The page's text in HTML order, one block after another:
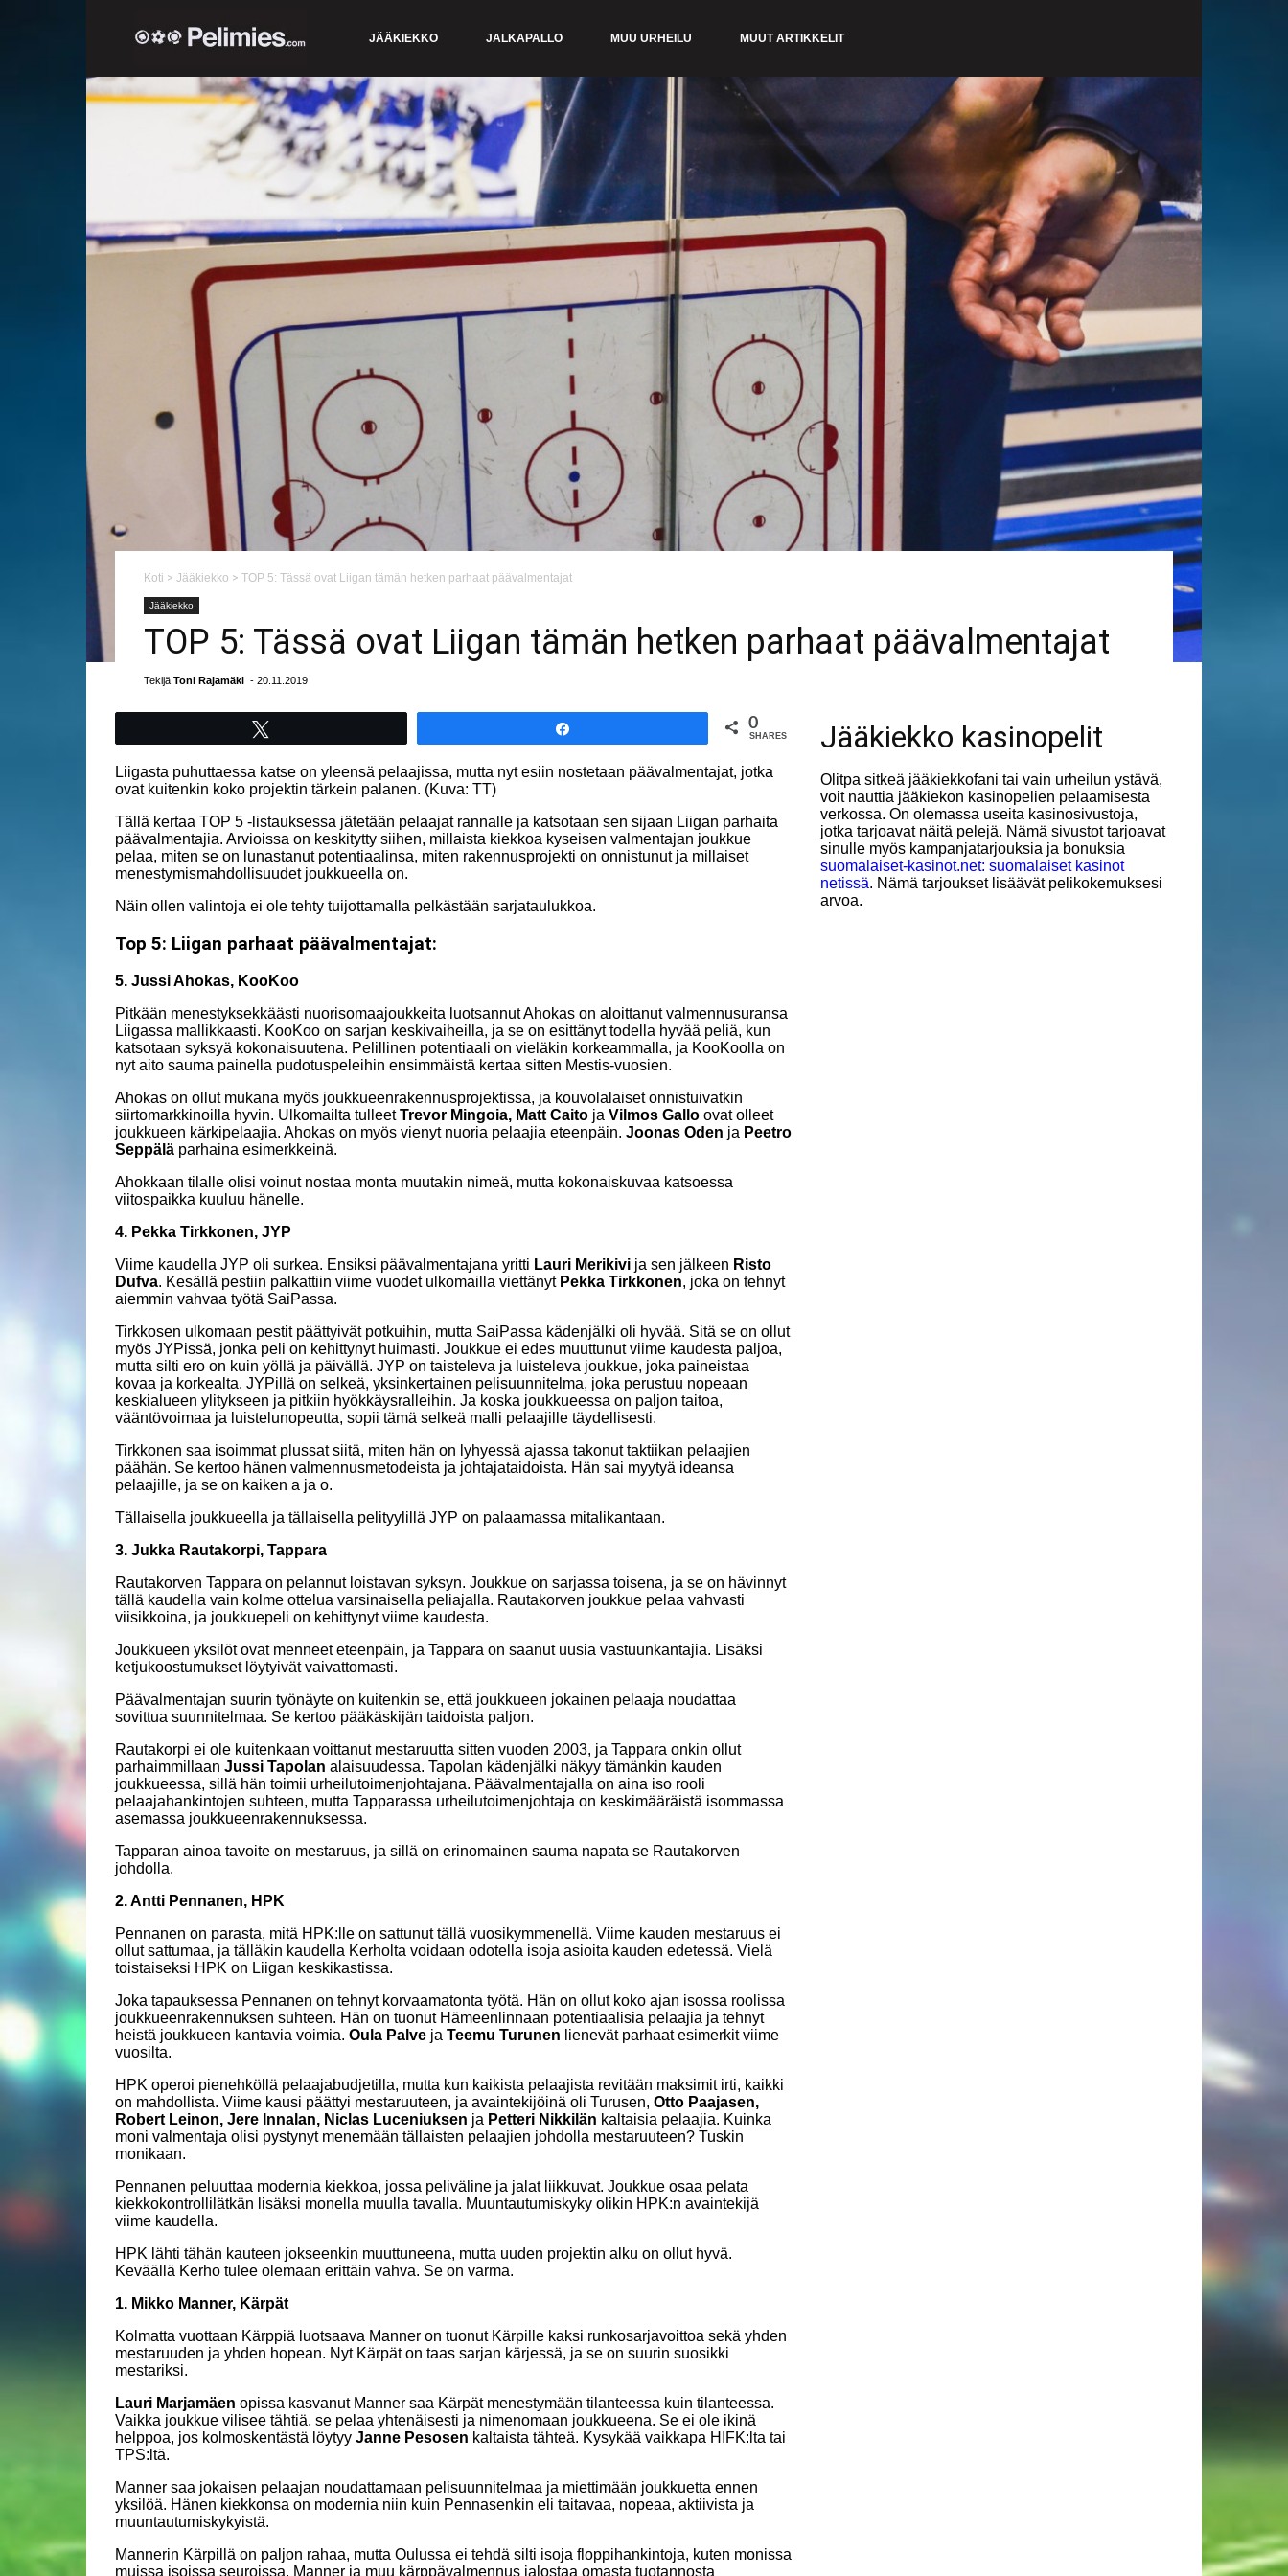
JÄÄKIEKKO JALKAPALLO MUU URHEILU MUUT ARTIKKELIT
Koti > Jääkiekko > TOP 5: Tässä ovat Liigan tämän hetken parhaat päävalmentajat
Jääkiekko
TOP 5: Tässä ovat Liigan tämän hetken parhaat päävalmentajat
Tekijä Toni Rajamäki - 20.11.2019
0
SHARES
Liigasta puhuttaessa katse on yleensä pelaajissa, mutta nyt esiin nostetaan päävalmentajat, jotka
ovat kuitenkin koko projektin tärkein palanen. (Kuva: TT)
Tällä kertaa TOP 5 -listauksessa jätetään pelaajat rannalle ja katsotaan sen sijaan Liigan parhaita
päävalmentajia. Arvioissa on keskitytty siihen, millaista kiekkoa kyseisen valmentajan joukkue
pelaa, miten se on lunastanut potentiaalinsa, miten rakennusprojekti on onnistunut ja millaiset
menestymismahdollisuudet joukkueella on.
Näin ollen valintoja ei ole tehty tuijottamalla pelkästään sarjataulukkoa.
Top 5: Liigan parhaat päävalmentajat:
5. Jussi Ahokas, KooKoo
Pitkään menestyksekkäästi nuorisomaajoukkeita luotsannut Ahokas on aloittanut valmennusuransa
Liigassa mallikkaasti. KooKoo on sarjan keskivaiheilla, ja se on esittänyt todella hyvää peliä, kun
katsotaan syksyä kokonaisuutena. Pelillinen potentiaali on vieläkin korkeammalla, ja KooKoolla on
nyt aito sauma painella pudotuspeleihin ensimmäistä kertaa sitten Mestis-vuosien.
Ahokas on ollut mukana myös joukkueenrakennusprojektissa, ja kouvolalaiset onnistuivatkin
siirtomarkkinoilla hyvin. Ulkomailta tulleetTrevor Mingoia, Matt Caito ja Vilmos Gallo ovat olleet
joukkueen kärkipelaajia. Ahokas on myös vienyt nuoria pelaajia eteenpäin. Joonas Oden ja Peetro
Seppälä parhaina esimerkkeinä.
Ahokkaan tilalle olisi voinut nostaa monta muutakin nimeä, mutta kokonaiskuvaa katsoessa
viitospaikka kuuluu hänelle.
4. Pekka Tirkkonen, JYP
Viime kaudella JYP oli surkea. Ensiksi päävalmentajana yritti Lauri Merikivi ja sen jälkeen Risto
Dufva. Kesällä pestiin palkattiin viime vuodet ulkomailla viettänyt Pekka Tirkkonen, joka on tehnyt
aiemmin vahvaa työtä SaiPassa.
Tirkkosen ulkomaan pestit päättyivät potkuihin, mutta SaiPassa kädenjälki oli hyvää. Sitä se on ollut
myös JYPissä, jonka peli on kehittynyt huimasti. Joukkue ei edes muuttunut viime kaudesta paljoa,
mutta silti ero on kuin yöllä ja päivällä. JYP on taisteleva ja luisteleva joukkue, joka paineistaa
kovaa ja korkealta. JYPillä on selkeä, yksinkertainen pelisuunnitelma, joka perustuu nopeaan
keskialueen ylitykseen ja pitkiin hyökkäysralleihin. Ja koska joukkueessa on paljon taitoa,
vääntövoimaa ja luistelunopeutta, sopii tämä selkeä malli pelaajille täydellisesti.
Tirkkonen saa isoimmat plussat siitä, miten hän on lyhyessä ajassa takonut taktiikan pelaajien
päähän. Se kertoo hänen valmennusmetodeista ja johtajataidoista. Hän sai myytyä ideansa
pelaajille, ja se on kaiken a ja o.
Tällaisella joukkueella ja tällaisella pelityylillä JYP on palaamassa mitalikantaan.
3. Jukka Rautakorpi, Tappara
Rautakorven Tappara on pelannut loistavan syksyn. Joukkue on sarjassa toisena, ja se on hävinnyt
tällä kaudella vain kolme ottelua varsinaisella peliajalla. Rautakorven joukkue pelaa vahvasti
viisikkoina, ja joukkuepeli on kehittynyt viime kaudesta.
Joukkueen yksilöt ovat menneet eteenpäin, ja Tappara on saanut uusia vastuunkantajia. Lisäksi
ketjukoostumukset löytyivät vaivattomasti.
Päävalmentajan suurin työnäyte on kuitenkin se, että joukkueen jokainen pelaaja noudattaa
sovittua suunnitelmaa. Se kertoo pääkäskijän taidoista paljon.
Rautakorpi ei ole kuitenkaan voittanut mestaruutta sitten vuoden 2003, ja Tappara onkin ollut
parhaimmillaan Jussi Tapolan alaisuudessa. Tapolan kädenjälki näkyy tämänkin kauden
joukkueessa, sillä hän toimii urheilutoimenjohtajana. Päävalmentajalla on aina iso rooli
pelaajahankintojen suhteen, mutta Tapparassa urheilutoimenjohtaja on keskimääräistä isommassa
asemassa joukkueenrakennuksessa.
Tapparan ainoa tavoite on mestaruus, ja sillä on erinomainen sauma napata se Rautakorven
johdolla.
2. Antti Pennanen, HPK
Pennanen on parasta, mitä HPK:lle on sattunut tällä vuosikymmenellä. Viime kauden mestaruus ei
ollut sattumaa, ja tälläkin kaudella Kerholta voidaan odotella isoja asioita kauden edetessä. Vielä
toistaiseksi HPK on Liigan keskikastissa.
Joka tapauksessa Pennanen on tehnyt korvaamatonta työtä. Hän on ollut koko ajan isossa roolissa
joukkueenrakennuksen suhteen. Hän on tuonut Hämeenlinnaan potentiaalisia pelaajia ja tehnyt
heistä joukkueen kantavia voimia. Oula Palve ja Teemu Turunen lienevät parhaat esimerkit viime
vuosilta.
HPK operoi pienehköllä pelaajabudjetilla, mutta kun kaikista pelaajista revitään maksimit irti, kaikki
on mahdollista. Viime kausi päättyi mestaruuteen, ja avaintekijöinä oli Turusen, Otto Paajasen,
Robert Leinon, Jere Innalan, Niclas Luceniuksen ja Petteri Nikkilän kaltaisia pelaajia. Kuinka
moni valmentaja olisi pystynyt menemään tällaisten pelaajien johdolla mestaruuteen? Tuskin
monikaan.
Pennanen peluuttaa modernia kiekkoa, jossa peliväline ja jalat liikkuvat. Joukkue osaa pelata
kiekkokontrollilätkän lisäksi monella muulla tavalla. Muuntautumiskyky olikin HPK:n avaintekijä
viime kaudella.
HPK lähti tähän kauteen jokseenkin muuttuneena, mutta uuden projektin alku on ollut hyvä.
Keväällä Kerho tulee olemaan erittäin vahva. Se on varma.
1. Mikko Manner, Kärpät
Kolmatta vuottaan Kärppiä luotsaava Manner on tuonut Kärpille kaksi runkosarjavoittoa sekä yhden
mestaruuden ja yhden hopean. Nyt Kärpät on taas sarjan kärjessä, ja se on suurin suosikki
mestariksi.
Lauri Marjamäen opissa kasvanut Manner saa Kärpät menestymään tilanteessa kuin tilanteessa.
Vaikka joukkue vilisee tähtiä, se pelaa yhtenäisesti ja nimenomaan joukkueena. Se ei ole ikinä
helppoa, jos kolmoskentästä löytyy Janne Pesosen kaltaista tähteä. Kysykää vaikkapa HIFK:lta tai
TPS:ltä.
Manner saa jokaisen pelaajan noudattamaan pelisuunnitelmaa ja miettimään joukkuetta ennen
yksilöä. Hänen kiekkonsa on modernia niin kuin Pennasenkin eli taitavaa, nopeaa, aktiivista ja
muuntautumiskykyistä.
Mannerin Kärpillä on paljon rahaa, mutta Oulussa ei tehdä silti isoja floppihankintoja, kuten monissa
muissa isoissa seuroissa. Manner ja muu kärppävalmennus jalostaa omasta tuotannosta
Jääkiekko kasinopelit
Olitpa sitkeä jääkiekkofani tai vain urheilun ystävä,
voit nauttia jääkiekon kasinopelien pelaamisesta
verkossa. On olemassa useita kasinosivustoja,
jotka tarjoavat näitä pelejä. Nämä sivustot tarjoavat
sinulle myös kampanjatarjouksia ja bonuksia
suomalaiset-kasinot.net: suomalaiset kasinot
netissä. Nämä tarjoukset lisäävät pelikokemuksesi
arvoa.